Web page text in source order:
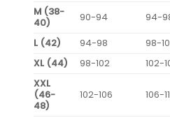
M (38-
40)
90-94 94-
L (42)
94-98 98-
XL (44)
98-102 102-
XXL
(46-
48)
102-106 106-